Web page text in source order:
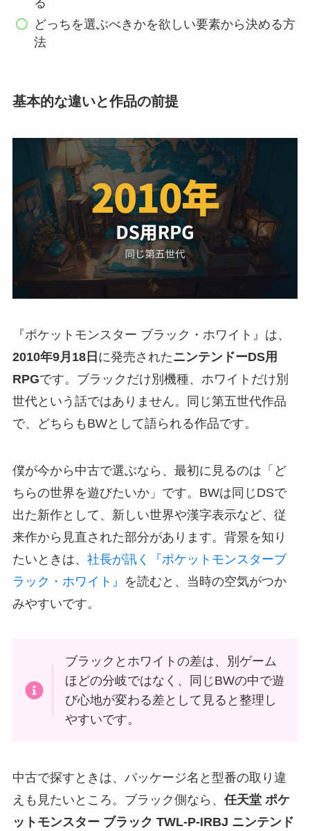
る
どっちを選ぶべきかを欲しい要素から決める方
法
基本的な違いと作品の前提
『ポケットモンスター ブラック・ホワイト』は、
2010年9月18日 に発売されたニンテンドーDS用
RPGです。ブラックだけ別機種、ホワイトだけ別
世代という話ではありません。同じ第五世代作品
で、どちらもBWとして語られる作品です。
僕が今から中古で選ぶなら、最初に見るのは「ど
ちらの世界を遊びたいか」です。BWは同じDSで
出た新作として、新しい世界や漢字表示など、従
来作から見直された部分があります。背景を知り
たいときは、 社長が訊く『ポケットモンスターブ
ラック・ホワイト』
を読むと、当時の空気がつか
みやすいです。
ブラックとホワイトの差は、別ゲーム
ほどの分岐ではなく、同じBWの中で遊
び心地が変わる差として見ると整理し
やすいです。
中古で探すときは、パッケージ名と型番の取り違
えも見たいところ。ブラック側なら、 任天堂 ポケ
ットモンスター ブラック TWL-P-IRBJ ニンテンド